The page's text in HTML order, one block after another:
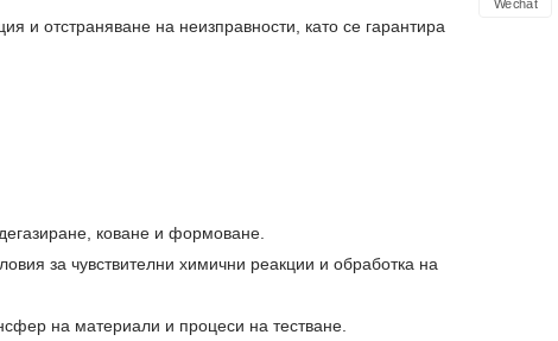
и отстраняване на неизправности, като се гарантира
коване и формоване.
за чувствителни химични реакции и обработка на
на материали и процеси на тестване.
Wechat